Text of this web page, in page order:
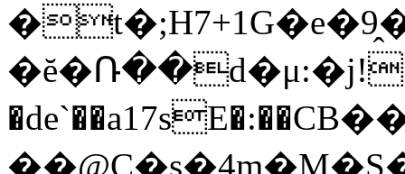
�ĕ�Ռ��d�μ:�j!